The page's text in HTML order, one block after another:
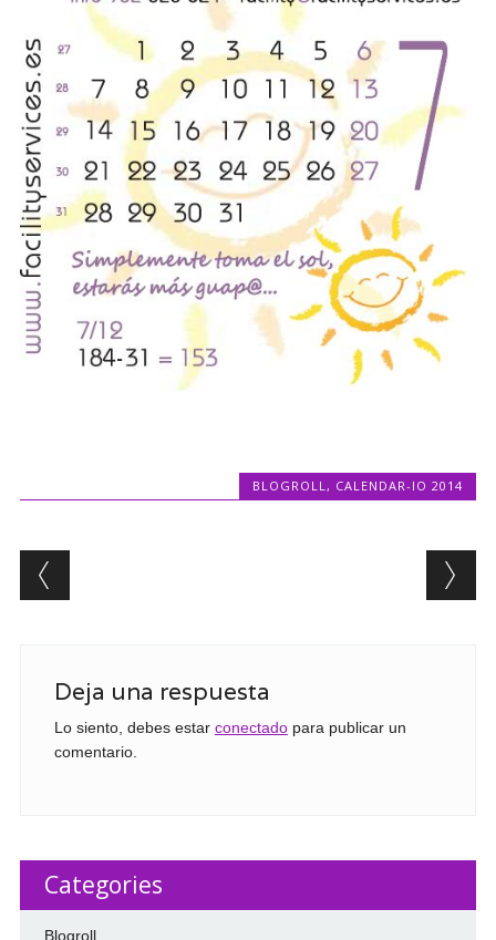
BLOGROLL, CALENDAR-IO 2014
Post navigation
Deja una respuesta
Lo siento, debes estar conectadopara publicar un
comentario.
Categories
Blogroll